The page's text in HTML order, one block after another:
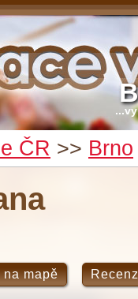
ČR >> Brno
na mapě